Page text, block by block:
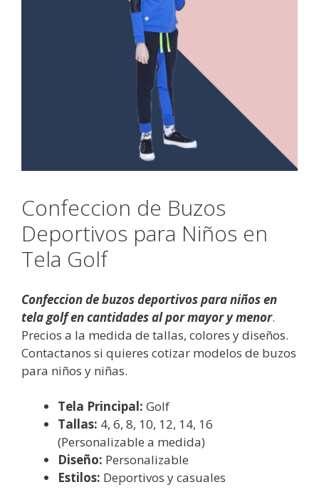
Confeccion de Buzos
Deportivos para Niños en
Tela Golf
Confeccion de buzos deportivos para niños en
tela golf en cantidades al por mayor y menor.
Precios a la medida de tallas, colores y diseños.
Contactanos si quieres cotizar modelos de buzos
para niños y niñas.
Tela Principal: Golf
Tallas: 4, 6, 8, 10, 12, 14, 16
(Personalizable a medida)
Diseño: Personalizable
Estilos: Deportivos y casuales